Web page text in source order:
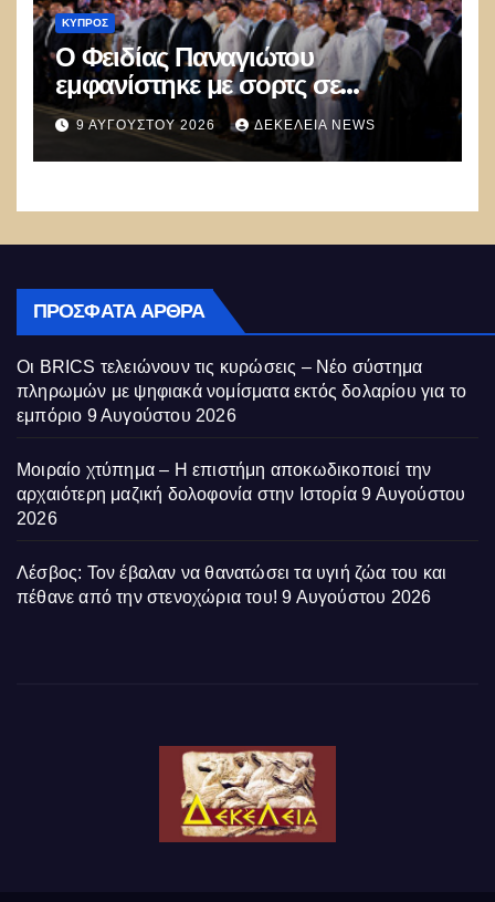
ΚΎΠΡΟΣ
Ο Φειδίας Παναγιώτου
εμφανίστηκε με σορτς σε
εκδήλωση μνήμης για τους Ισαάκ
– Σολωμού και προκάλεσε
αντιδράσεις
9 ΑΥΓΟΎΣΤΟΥ 2026 ΔΕΚΈΛΕΙΑ NEWS
ΠΡΌΣΦΑΤΑ ΆΡΘΡΑ
Οι BRICS τελειώνουν τις κυρώσεις – Νέο σύστημα
πληρωμών με ψηφιακά νομίσματα εκτός δολαρίου για το
εμπόριο 9 Αυγούστου 2026
Μοιραίο χτύπημα – Η επιστήμη αποκωδικοποιεί την
αρχαιότερη μαζική δολοφονία στην Ιστορία 9 Αυγούστου
2026
Λέσβος: Τον έβαλαν να θανατώσει τα υγιή ζώα του και
πέθανε από την στενοχώρια του! 9 Αυγούστου 2026